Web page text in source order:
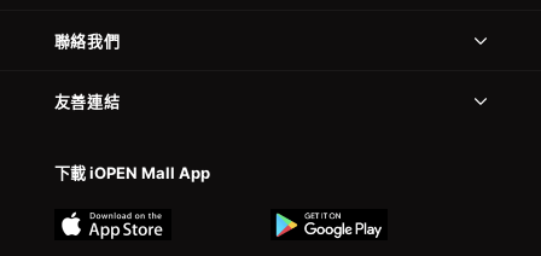
聯絡我們
友善連結
下載 iOPEN Mall App